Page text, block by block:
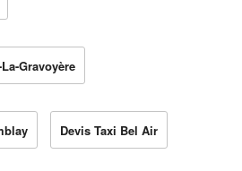
Gravoyère
Devis Taxi Bel Air